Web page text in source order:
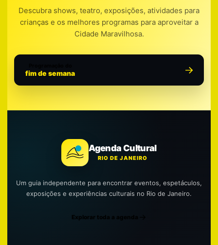
Descubra shows, teatro, exposições, atividades para
crianças e os melhores programas para aproveitar a
Cidade Maravilhosa.
fim de semana
Agenda Cultural
RIO DE JANEIRO
Um guia independente para encontrar eventos, espetáculos,
exposições e experiências culturais no Rio de Janeiro.
Explorar toda a agenda